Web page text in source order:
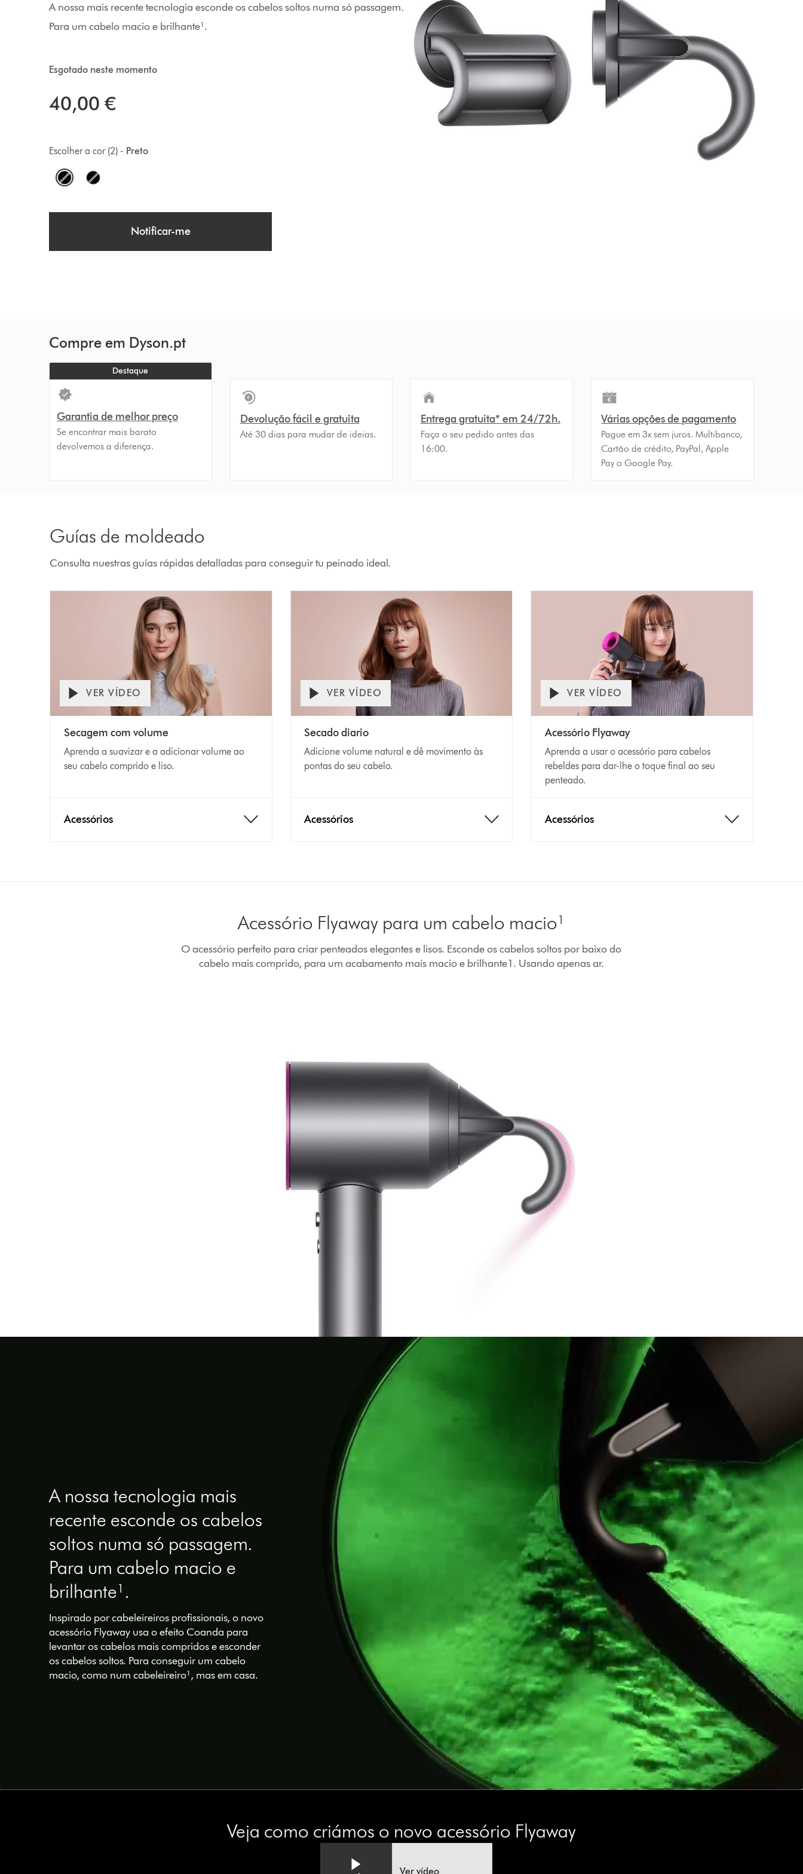
A nossa mais recente tecnologia esconde os cabelos soltos numa só passagem.
Para um cabelo macio e brilhante¹.
Esgotado neste momento
40,00 €
Preto
Escolher a cor (2) -
O
t
Notificar-me
Compre em Dyson.pt
Destaque
Garantia de melhor preço
Se encontrar mais barato
devolvemos a diferença.
Devolução fácil e gratuita
Até 30 dias para mudar de ideias.
Entrega gratuita* em 24/72h.
Faça o seu pedido antes das
16:00.
Várias opções de pagamento
Pague em 3x sem juros. Multibanco,
Cartão de crédito, PayPal, Apple
Pay o Google Pay.
Guías de moldeado
Consulta nuestras guías rápidas detalladas para conseguir tu peinado ideal.
VER VÍDEO
Secagem com volume
Aprenda a suavizar e a adicionar volume ao
seu cabelo comprido e liso.
Acessórios
VER VÍDEO
Secado diario
Adicione volume natural e dê movimento às
pontas do seu cabelo.
Acessórios
VER VÍDEO
Acessório Flyaway
Aprenda a usar o acessório para cabelos
rebeldes para dar-lhe o toque final ao seu
penteado.
Acessórios
Acessório Flyaway para um cabelo macio¹
O acessório perfeito para criar penteados elegantes e lisos. Esconde os cabelos soltos por baixo do
cabelo mais comprido, para um acabamento mais macio e brilhante1. Usando apenas ar.
A nossa tecnologia mais
recente esconde os cabelos
soltos numa só passagem.
Para um cabelo macio e
brilhante¹.
Inspirado por cabeleireiros profissionais, o novo
acessório Flyaway usa o efeito Coanda para
levantar os cabelos mais compridos e esconder
os cabelos soltos. Para conseguir um cabelo
macio, como num cabeleireiro¹, mas em casa.
Veja como criámos o novo acessório Flyaway
Ver vídeo